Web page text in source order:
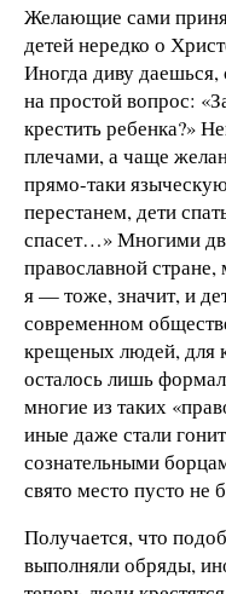
Желающие сами
детей нередко о
Иногда диву
на простой вопрос:
крестить ребенка?»
плечами, а чаще
прямо-таки
перестанем, дети
спасет…» Многими
православной
я — тоже, значит, и
современном
крещеных людей, для
осталось лишь
многие из таких
иные даже стали
сознательными
свято место пусто не
Получается, что
выполняли обряды,